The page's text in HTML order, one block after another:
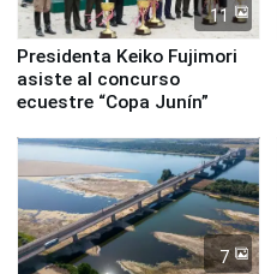
11
Presidenta Keiko Fujimori
asiste al concurso
ecuestre “Copa Junín”
7